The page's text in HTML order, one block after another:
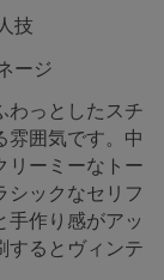
技
ージ
わっとしたスチ
雰囲気です。中
リーミーなトー
シックなセリフ
手作り感がアッ
するとヴィンテ